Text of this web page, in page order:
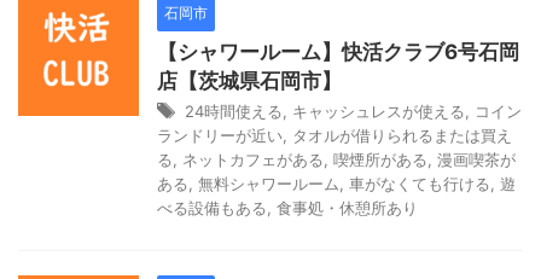
石岡市
【シャワールーム】快活クラブ6号石岡
店【茨城県石岡市】
24時間使える, キャッシュレスが使える, コイン
ランドリーが近い, タオルが借りられるまたは買え
る, ネットカフェがある, 喫煙所がある, 漫画喫茶が
ある, 無料シャワールーム, 車がなくても行ける, 遊
べる設備もある, 食事処・休憩所あり